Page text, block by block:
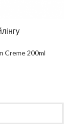
Creme 200ml